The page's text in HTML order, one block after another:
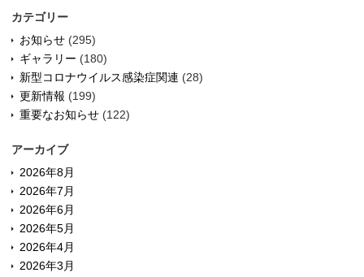
カテゴリー
お知らせ (295)
ギャラリー (180)
新型コロナウイルス感染症関連 (28)
更新情報 (199)
重要なお知らせ (122)
アーカイブ
2026年8月
2026年7月
2026年6月
2026年5月
2026年4月
2026年3月